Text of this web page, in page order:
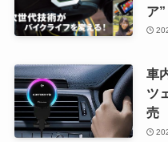
ア”
車
ツ
売